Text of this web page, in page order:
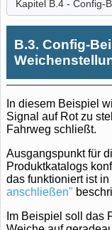
Kapitel B.4 - Config-
B.3. Config-
In diesem Beispiel
Signal auf Rot zu
Fahrweg schließt.
Ausgangspunkt für
Produktkatalogs
das funktioniert ist in
anschließen"
Im Beispiel soll das